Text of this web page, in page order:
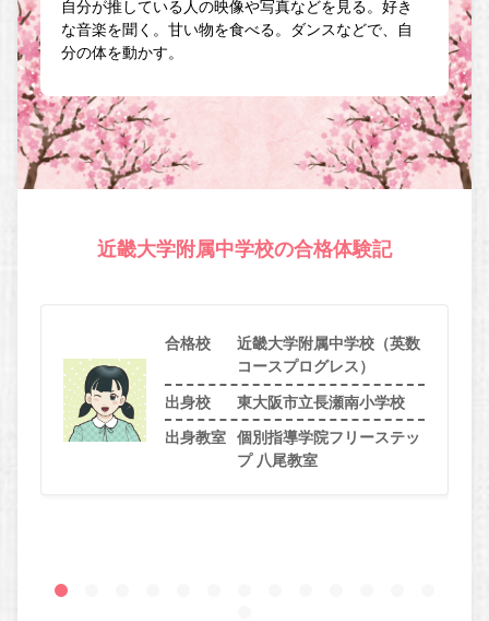
自分が推している人の映像や写真などを見る。好き
な音楽を聞く。甘い物を食べる。ダンスなどで、自
分の体を動かす。
近畿大学附属中学校の合格体験記
合格校
近畿大学附属中学校（英数
コースプログレス）
出身校 東大阪市立長瀬南小学校
出身教室
個別指導学院フリーステッ
プ 八尾教室